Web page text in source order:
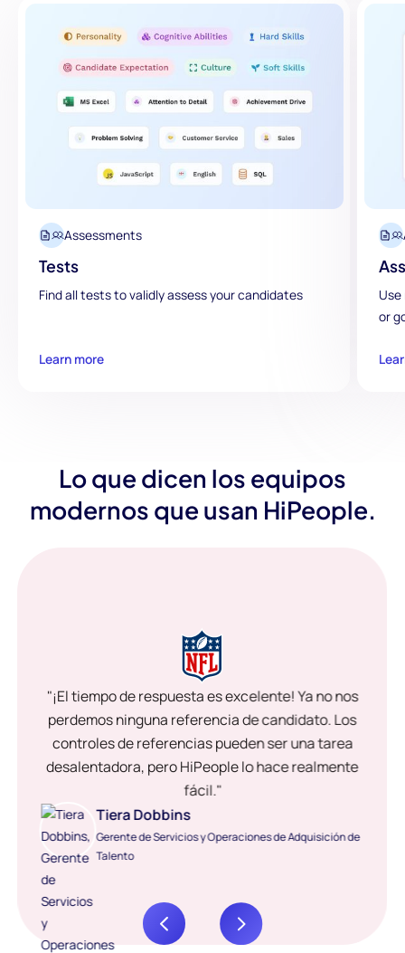
Assessments
Tests
Find all tests to validly assess your candidates
Learn more
or
Lo que dicen los equipos
modernos que usan HiPeople.
"¡El tiempo de respuesta es excelente! Ya no nos
perdemos ninguna referencia de candidato. Los
controles de referencias pueden ser una tarea
desalentadora, pero HiPeople lo hace realmente
fácil."
Tiera Dobbins
Gerente de Servicios y Operaciones de Adquisición de
Talento